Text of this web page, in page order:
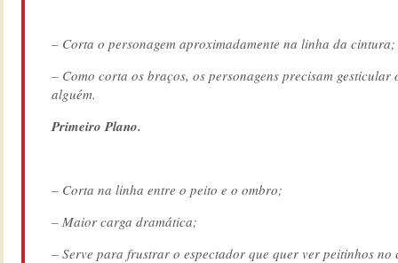
– Corta o personagem aproximadamente na linha da cintura;
– Como corta os braços, os personagens precisam gesticular
alguém.
Primeiro Plano.
– Corta na linha entre o peito e o ombro;
– Maior carga dramática;
– Serve para frustrar o espectador que quer ver peitinhos no